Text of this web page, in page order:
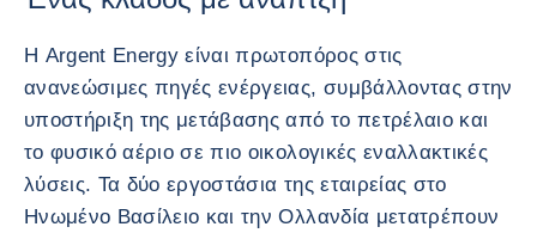
Η Argent Energy είναι πρωτοπόρος στις
ανανεώσιμες πηγές ενέργειας, συμβάλλοντας στην
υποστήριξη της μετάβασης από το πετρέλαιο και
το φυσικό αέριο σε πιο οικολογικές εναλλακτικές
λύσεις. Τα δύο εργοστάσια της εταιρείας στο
Ηνωμένο Βασίλειο και την Ολλανδία μετατρέπουν